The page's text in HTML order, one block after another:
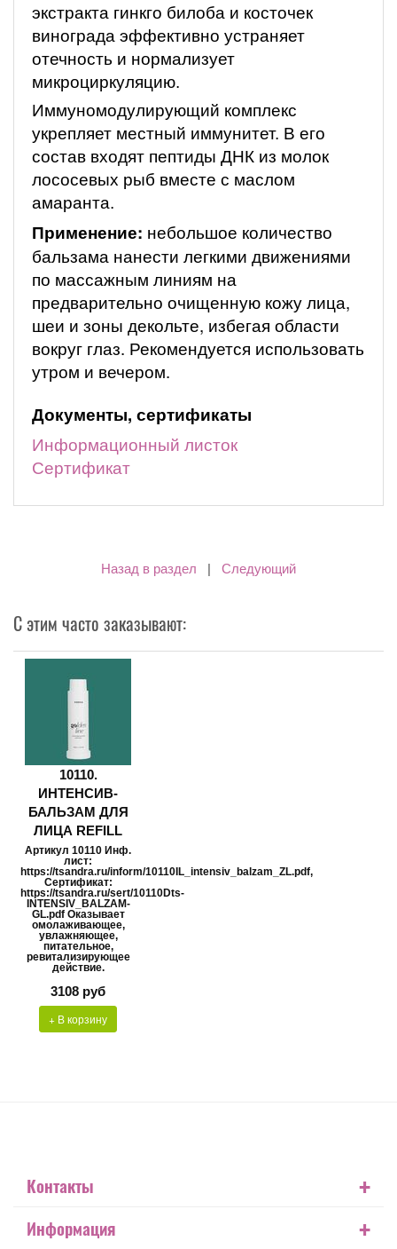
экстракта гинкго билоба и косточек
винограда эффективно устраняет
отечность и нормализует
микроциркуляцию.
Иммуномодулирующий комплекс
укрепляет местный иммунитет. В его
состав входят пептиды ДНК из молок
лососевых рыб вместе с маслом
амаранта.
Применение: небольшое количество
бальзама нанести легкими движениями
по массажным линиям на
предварительно очищенную кожу лица,
шеи и зоны декольте, избегая области
вокруг глаз. Рекомендуется использовать
утром и вечером.
Документы, сертификаты
Информационный листок
Сертификат
Назад в раздел | Следующий
С этим часто заказывают:
10110.
ИНТЕНСИВ-
БАЛЬЗАМ ДЛЯ
ЛИЦА REFILL
Артикул 10110 Инф.
лист:
https://tsandra.ru/inform/10110IL_intensiv_balzam_ZL.pdf,
Сертификат:
https://tsandra.ru/sert/10110Dts-
INTENSIV_BALZAM-
GL.pdf Оказывает
омолаживающее,
увлажняющее,
питательное,
ревитализирующее
действие.
3108 руб
+ В корзину
Контакты +
Информация +